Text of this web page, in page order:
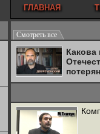
ГЛАВНАЯ
Смотреть все